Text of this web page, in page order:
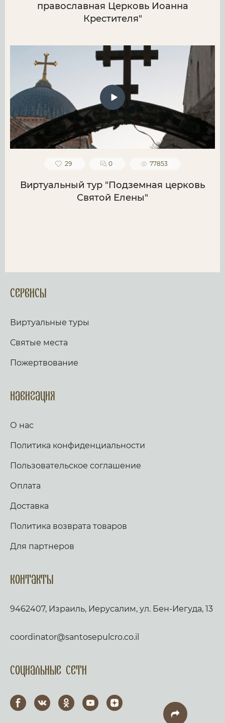
православная Церковь Иоанна
Крестителя"
29 0 77853
Виртуальный тур "Подземная церковь
Святой Елены"
Сервисы
Виртуальные туры
Святые места
Пожертвование
Навигация
О нас
Политика конфиденциальности
Пользовательское соглашение
Оплата
Доставка
Политика возврата товаров
Для партнеров
Контакты
9462407, Израиль, Иерусалим, ул. Бен-Иегуда, 13
coordinator@santosepulcro.co.il
Социальные сети